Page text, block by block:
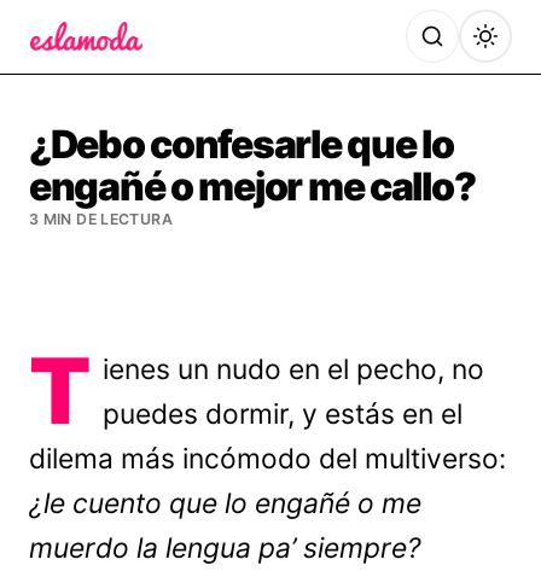
¿Debo confesarle que lo
engañé o mejor me callo?
3 MIN DE LECTURA
T ienes un nudo en el pecho, no
puedes dormir, y estás en el
dilema más incómodo del multiverso:
¿le cuento que lo engañé o me
muerdo la lengua pa’ siempre?